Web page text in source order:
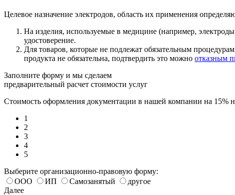
Целевое назначение электродов, область их применения
На изделия, используемые в медицине (например,
удостоверение.
Для товаров, которые не подлежат обязательным
продукта не обязательна, подтвердить это можно отказным
Заполните форму и мы сделаем
предварительный расчет стоимости услуг
Стоимость оформления документации в нашей компании на 15%
1
2
3
4
5
Выберите организационно-правовую форму:
ООО
ИП Самозанятый
другое
Далее